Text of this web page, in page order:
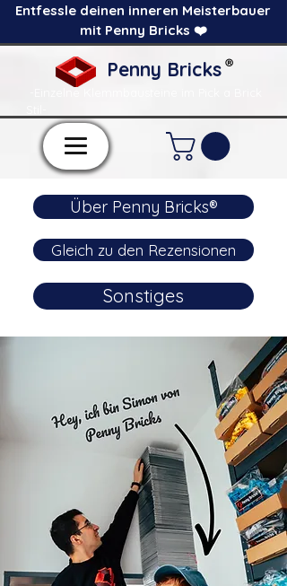
Entfessle deinen inneren Meisterbauer
mit Penny Bricks ❤️
Penny Bricks ®
Über Penny Bricks®
Gleich zu den Rezensionen
Sonstiges